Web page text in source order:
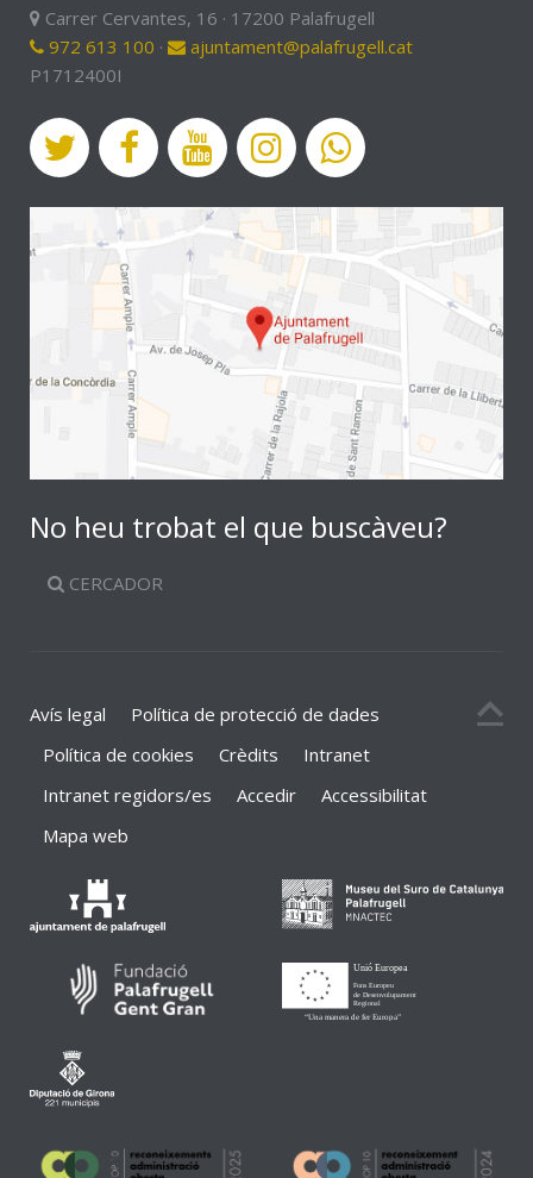
Carrer Cervantes, 16 · 17200 Palafrugell
972 613 100 ·
ajuntament@palafrugell.cat
P1712400I
No heu trobat el que buscàveu?
CERCADOR
Avís legal
Política de protecció de dades
Política de cookies
Crèdits
Intranet
Intranet regidors/es
Accedir
Accessibilitat
Mapa web